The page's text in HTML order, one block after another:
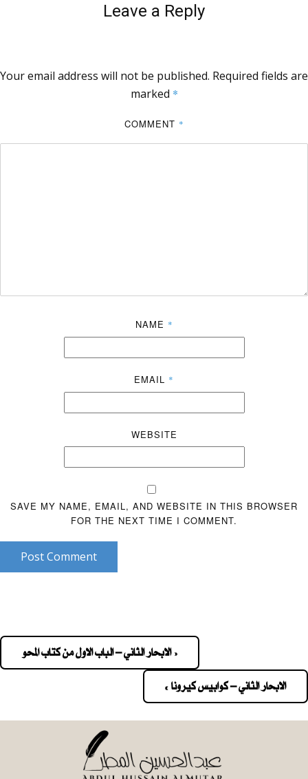
Leave a Reply
Your email address will not be published. Required fields are
marked *
COMMENT *
NAME *
EMAIL *
WEBSITE
SAVE MY NAME, EMAIL, AND WEBSITE IN THIS BROWSER
FOR THE NEXT TIME I COMMENT.
Post Comment
navigation
« الابحار الثاني – الباب الاول من كتاب المحو
الابحار الثاني – كوابيس كيرونا »